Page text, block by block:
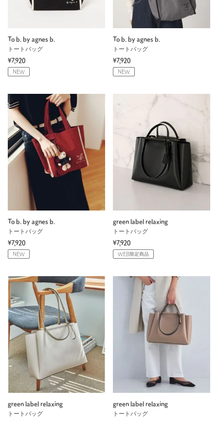
To b. by agnes b.
トートバッグ
¥7,920
NEW
To b. by agnes b.
トートバッグ
¥7,920
NEW
To b. by agnes b.
トートバッグ
¥7,920
NEW
green label relaxing
トートバッグ
¥7,920
WEB限定商品
green label relaxing
トートバッグ
green label relaxing
トートバッグ